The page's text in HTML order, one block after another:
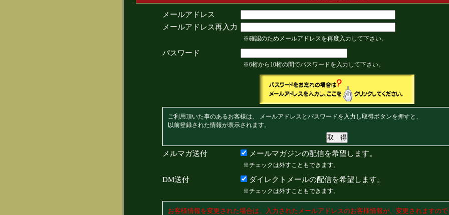
メールアドレス
メールアドレス再入力
※確認のためメールアドレスを再度入力して下さい。
パスワード
※6桁から10桁の間でパスワードを入力して下さい。
ご利用頂いた事のあるお客様は、 メールアドレスとパスワードを入力し取得ボタンを押すと、
以前登録された情報が表示されます。
メルマガ送付 メールマガジンの配信を希望します。
※チェックは外すこともできます。
DM送付 ダイレクトメールの配信を希望します。
※チェックは外すこともできます。
お客様情報を変更された場合は、入力されたメールアドレスのお客様情報が、変更されますので